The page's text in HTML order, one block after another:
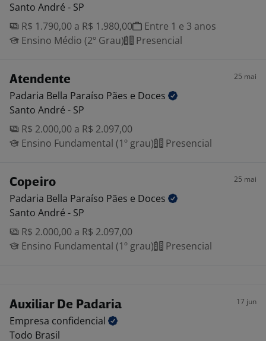
Santo André - SP
R$ 1.790,00 a R$ 1.980,00
Entre 1 e 3 anos
Ensino Médio (2º Grau)
Presencial
Atendente 25 mai
Padaria Bella Paraíso Pães e Doces
Santo André - SP
R$ 2.000,00 a R$ 2.097,00
Ensino Fundamental (1º grau)
Presencial
Copeiro 25 mai
Padaria Bella Paraíso Pães e Doces
Santo André - SP
R$ 2.000,00 a R$ 2.097,00
Ensino Fundamental (1º grau)
Presencial
Auxiliar De Padaria 17 jun
Empresa confidencial
Todo Brasil